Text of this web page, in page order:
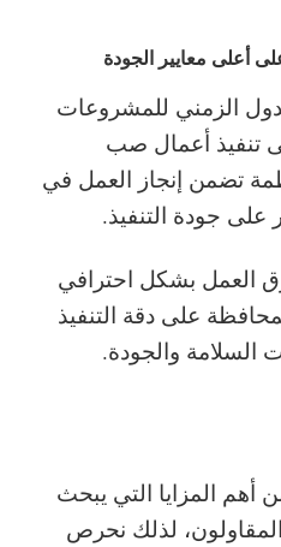
أعلى معايير الجودة
الزمني للمشروعات
تنفيذ أعمال صب
تضمن إنجاز العمل في
على جودة التنفيذ.
العمل بشكل احترافي
على دقة التنفيذ
السلامة والجودة.
أهم المزايا التي يبحث
لذلك نحرص